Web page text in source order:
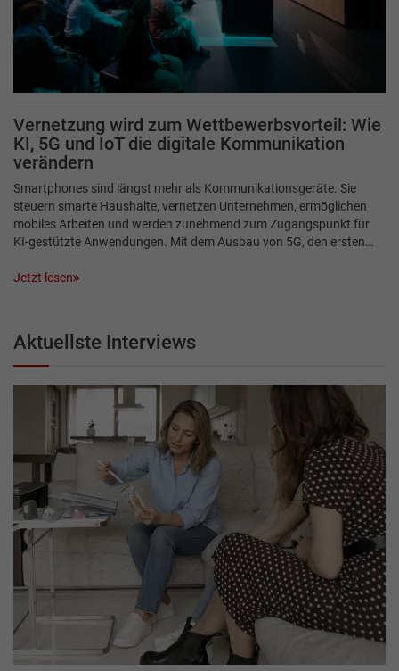
Vernetzung wird zum Wettbewerbsvorteil: Wie
KI, 5G und IoT die digitale Kommunikation
verändern
Smartphones sind längst mehr als Kommunikationsgeräte. Sie
steuern smarte Haushalte, vernetzen Unternehmen, ermöglichen
mobiles Arbeiten und werden zunehmend zum Zugangspunkt für
KI-gestützte Anwendungen. Mit dem Ausbau von 5G, den ersten…
Jetzt lesen
Aktuellste Interviews